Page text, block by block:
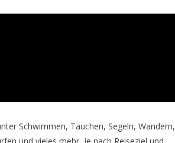
Schwimmen, Tauchen, Segeln, Wandern,